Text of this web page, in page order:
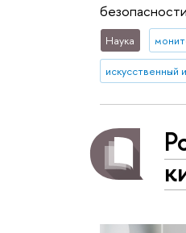
Наука
искусственный